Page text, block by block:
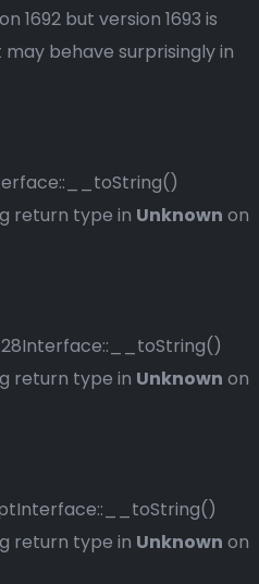
1692 but version 1693 is
behave surprisingly in
return type in Unknown on
return type in Unknown on
return type in Unknown on